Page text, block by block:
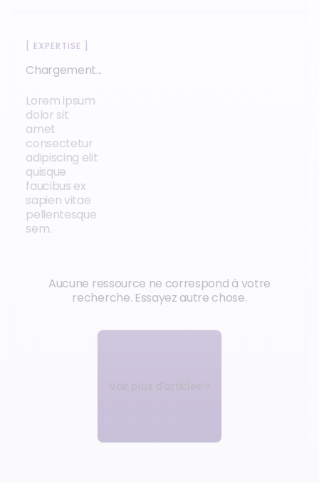
EXPERTISE
Chargement...
Lorem ipsum
dolor sit
amet
consectetur
adipiscing elit
quisque
faucibus ex
sapien vitae
pellentesque
sem.
Aucune ressource ne correspond à votre
recherche. Essayez autre chose.
Voir plus d'articles